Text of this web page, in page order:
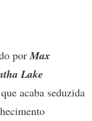
porMax
Lake
acaba seduzida